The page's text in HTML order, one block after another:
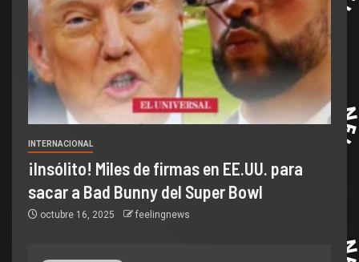
INTERNACIONAL
¡Insólito! Miles de firmas en EE.UU. para
sacar a Bad Bunny del Super Bowl
octubre 16, 2025 feelingnews